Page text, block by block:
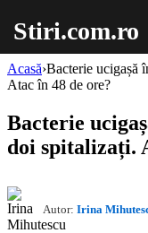
Stiri.com.ro
Acasă›Bacterie ucigașă
Atac în 48 de ore?
Bacterie
doi spitalizați.
Autor: Irina